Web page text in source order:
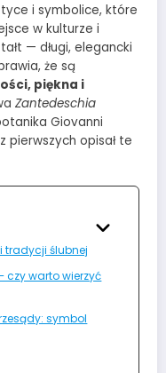
i symbolice, które
w kulturze i
— długi, elegancki
że są
piękna i
Zantedeschia
Giovanni
pierwszych opisał te
tradycji ślubnej
czy warto wierzyć
symbol